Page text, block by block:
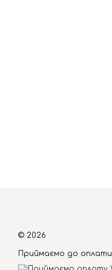
© 2026
Приймаємо до оплати